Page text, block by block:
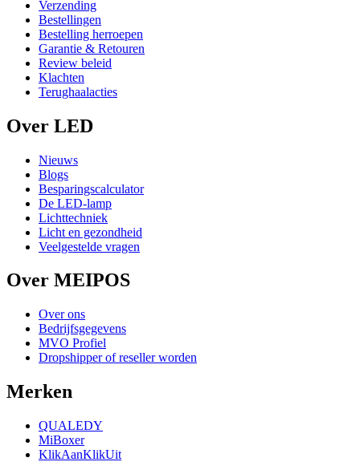
Verzending
Bestellingen
Bestelling herroepen
Garantie & Retouren
Review beleid
Klachten
Terughaalacties
Over LED
Nieuws
Blogs
Besparingscalculator
De LED-lamp
Lichttechniek
Licht en gezondheid
Veelgestelde vragen
Over MEIPOS
Over ons
Bedrijfsgegevens
MVO Profiel
Dropshipper of reseller worden
Merken
QUALEDY
MiBoxer
KlikAanKlikUit